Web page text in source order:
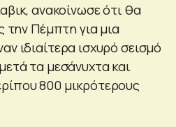
ανακοίνωσε ότι θα
την Πέμπτη για μια
ιδιαίτερα ισχυρό σεισμό
τα μεσάνυχτα και
800 μικρότερους